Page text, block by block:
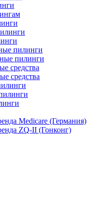
пилинги
пилинги
средства
средства
Medicare (Германия)
ZQ-II (Гонконг)